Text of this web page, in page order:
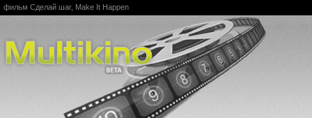
Multikino
фильм Сделай шаг, Make It Happen